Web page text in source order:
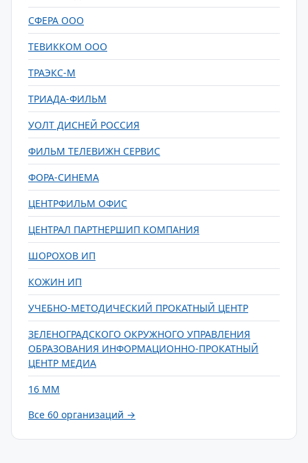
СФЕРА ООО
ТЕВИККОМ ООО
ТРАЭКС-М
ТРИАДА-ФИЛЬМ
УОЛТ ДИСНЕЙ РОССИЯ
ФИЛЬМ ТЕЛЕВИЖН СЕРВИС
ФОРА-СИНЕМА
ЦЕНТРФИЛЬМ ОФИС
ЦЕНТРАЛ ПАРТНЕРШИП КОМПАНИЯ
ШОРОХОВ ИП
КОЖИН ИП
УЧЕБНО-МЕТОДИЧЕСКИЙ ПРОКАТНЫЙ ЦЕНТР
ЗЕЛЕНОГРАДСКОГО ОКРУЖНОГО УПРАВЛЕНИЯ
ОБРАЗОВАНИЯ ИНФОРМАЦИОННО-ПРОКАТНЫЙ
ЦЕНТР МЕДИА
16 ММ
Все 60 организаций →